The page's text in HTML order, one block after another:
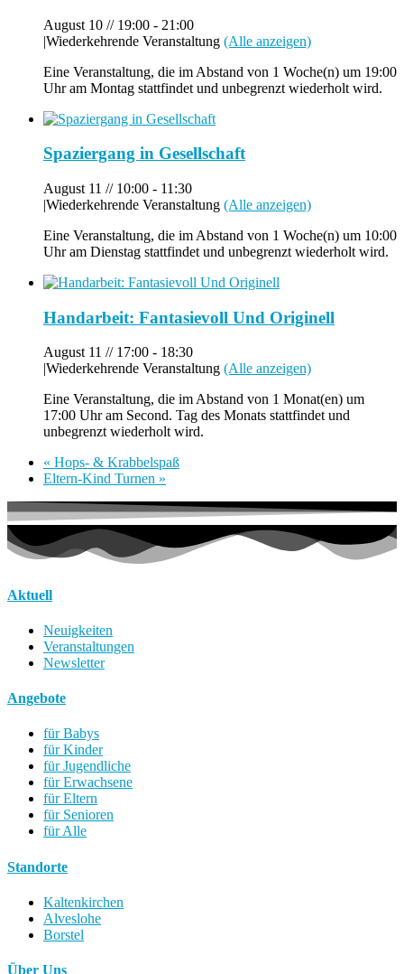
August 10 // 19:00 - 21:00
|Wiederkehrende Veranstaltung (Alle anzeigen)
Eine Veranstaltung, die im Abstand von 1 Woche(n) um 19:00
Uhr am Montag stattfindet und unbegrenzt wiederholt wird.
Spaziergang in Gesellschaft
August 11 // 10:00 - 11:30
|Wiederkehrende Veranstaltung (Alle anzeigen)
Eine Veranstaltung, die im Abstand von 1 Woche(n) um 10:00
Uhr am Dienstag stattfindet und unbegrenzt wiederholt wird.
Handarbeit: Fantasievoll Und Originell
August 11 // 17:00 - 18:30
|Wiederkehrende Veranstaltung (Alle anzeigen)
Eine Veranstaltung, die im Abstand von 1 Monat(en) um
17:00 Uhr am Second. Tag des Monats stattfindet und
unbegrenzt wiederholt wird.
« Hops- & Krabbelspaß
Eltern-Kind Turnen »
Aktuell
Neuigkeiten
Veranstaltungen
Newsletter
Angebote
für Babys
für Kinder
für Jugendliche
für Erwachsene
für Eltern
für Senioren
für Alle
Standorte
Kaltenkirchen
Alveslohe
Borstel
Über Uns